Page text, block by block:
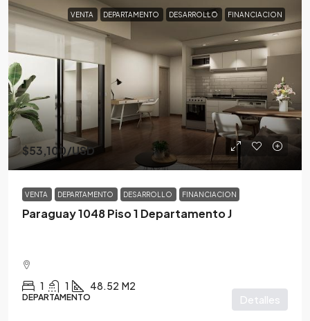
VENTA DEPARTAMENTO DESARROLLO FINANCIACION
$53,100/USD
VENTA DEPARTAMENTO DESARROLLO FINANCIACION
Paraguay 1048 Piso 1 Departamento J
1 1 48.52 M2
DEPARTAMENTO Detalles